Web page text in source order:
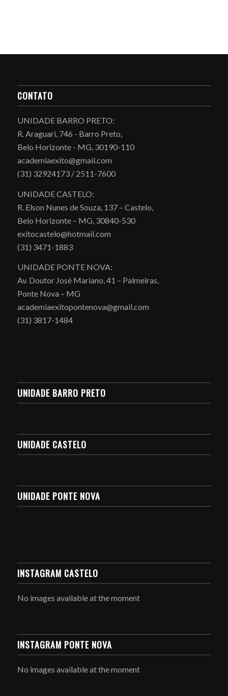
CONTATO
UNIDADE BARRO PRETO:
R. Araguari, 746 - Barro Preto,
Belo Horizonte - MG, 30190-110
academiaexito@gmail.com
(31) 32924173 / 2511-7600
UNIDADE CASTELO:
R. Elson Nunes de Souza, 137 – Castelo,
Belo Horizonte – MG, 30840-530
exitocastelo@hotmail.com
(31) 3471-1883
UNIDADE PONTE NOVA:
Av. Doutor José Mariano, 41 – Palmeiras,
Ponte Nova – MG
academiaexitopontenova@gmail.com
(31) 3817-1484
UNIDADE BARRO PRETO
UNIDADE CASTELO
UNIDADE PONTE NOVA
INSTAGRAM CASTELO
No images available at the moment
INSTAGRAM PONTE NOVA
No images available at the moment